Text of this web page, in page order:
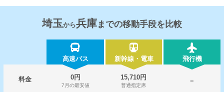
埼玉から兵庫までの移動手段を比較
高速バス 新幹線・電車 飛行機
料金 0円
7月の最安値
15,710円
普通指定席
－